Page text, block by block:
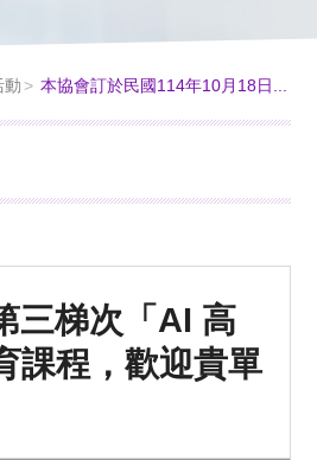
動 本協會訂於民國114年10月18日...
三梯次「AI 高
課程，歡迎貴單